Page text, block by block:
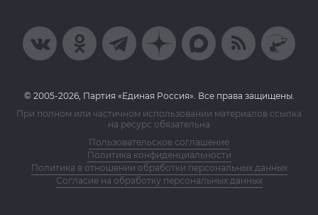
© 2005-2026, Партия «Единая Россия». Все права защищены.
При полном или частичном использовании материалов ссылка
на ресурс обязательна
Пользовательское соглашение
Политика конфиденциальности
Политика в отношении обработки персональных данных
Согласие на обработку персональных данных